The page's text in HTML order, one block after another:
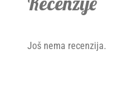
Još nema recenzija.